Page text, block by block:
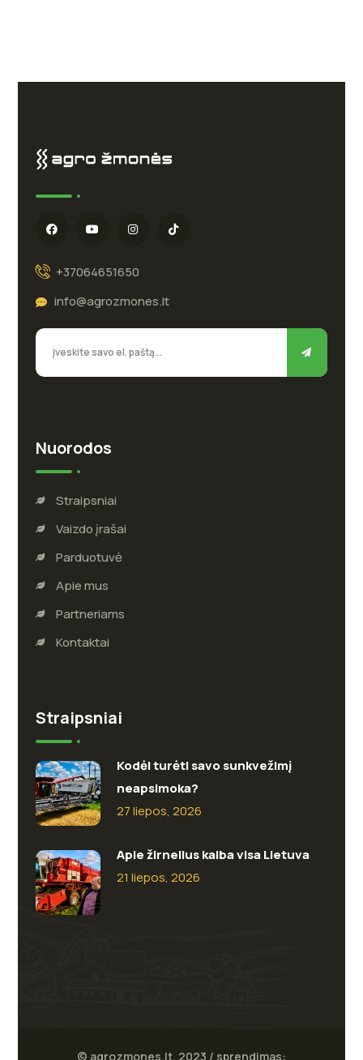
+37064651650
info@agrozmones.lt
Nuorodos
Straipsniai
Vaizdo įrašai
Parduotuvė
Apie mus
Partneriams
Kontaktai
Straipsniai
Kodėl turėti savo sunkvežimį
neapsimoka?
27 liepos, 2026
Apie žirnelius kalba visa Lietuva
21 liepos, 2026
© agrozmones.lt, 2023 / sprendimas: